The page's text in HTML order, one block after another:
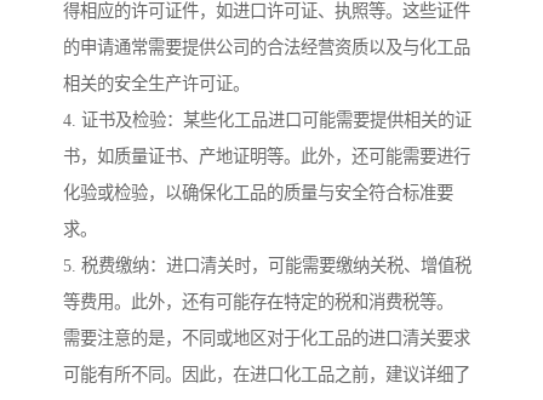
得相应的许可证件，如进口许可证、执照等。这些证件
的申请通常需要提供公司的合法经营资质以及与化工品
相关的安全生产许可证。
4. 证书及检验：某些化工品进口可能需要提供相关的证
书，如质量证书、产地证明等。此外，还可能需要进行
化验或检验，以确保化工品的质量与安全符合标准要
求。
5. 税费缴纳：进口清关时，可能需要缴纳关税、增值税
等费用。此外，还有可能存在特定的税和消费税等。
需要注意的是，不同或地区对于化工品的进口清关要求
可能有所不同。因此，在进口化工品之前，建议详细了